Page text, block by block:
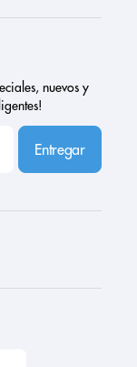
nuevos y
Entregar